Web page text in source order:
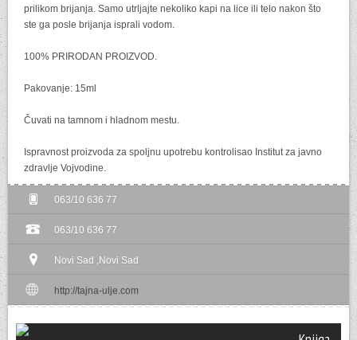
prilikom brijanja. Samo utrljajte nekoliko kapi na lice ili telo nakon što
ste ga posle brijanja isprali vodom.
100% PRIRODAN PROIZVOD.
Pakovanje: 15ml
Čuvati na tamnom i hladnom mestu.
Ispravnost proizvoda za spoljnu upotrebu kontrolisao Institut za javno
zdravlje Vojvodine.
063/10 636 77
063/10 636 77
Novi Sad ,Novi Sad
http://tajna-ulje.com